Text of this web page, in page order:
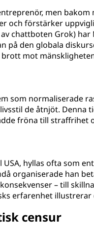
men
förstärker
chattboten Grok)
på den globala
mot
som normaliserade
de åtnjöt.
fröna till straffrihet
hyllas ofta som
organiserade han
– till
erfarenhet illustrerar
censur